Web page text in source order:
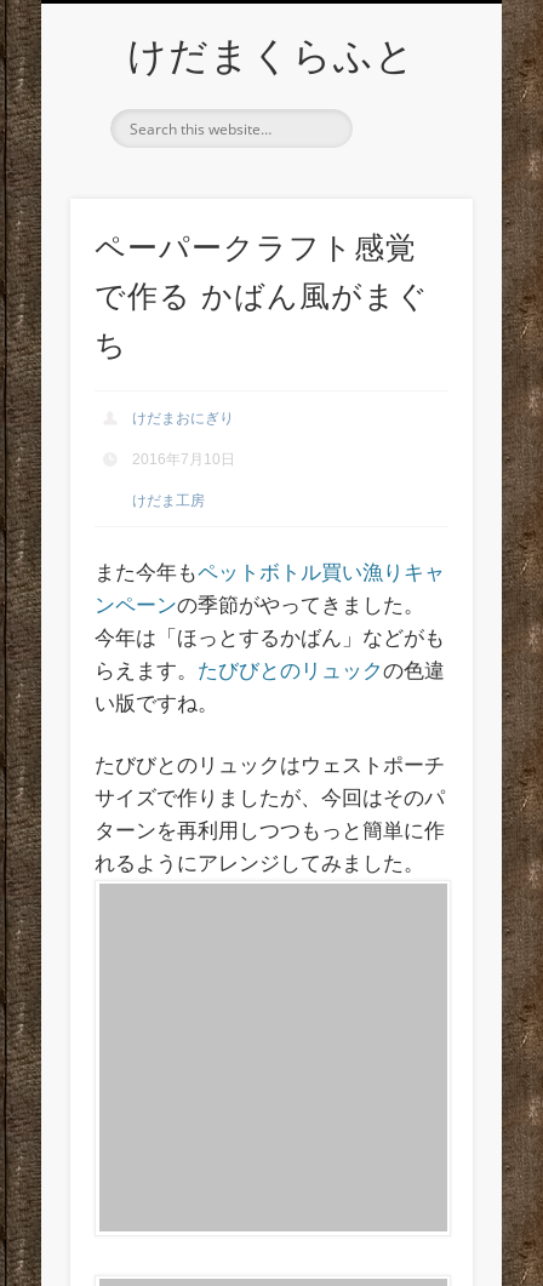
けだまくらふと
ペーパークラフト感覚
で作る かばん風がまぐ
ち
けだまおにぎり
2016年7月10日
けだま工房
また今年もペットボトル買い漁りキャ
ンペーンの季節がやってきました。
今年は「ほっとするかばん」などがも
らえます。 たびびとのリュックの色違
い版ですね。
たびびとのリュックはウェストポーチ
サイズで作りましたが、今回はそのパ
ターンを再利用しつつもっと簡単に作
れるようにアレンジしてみました。